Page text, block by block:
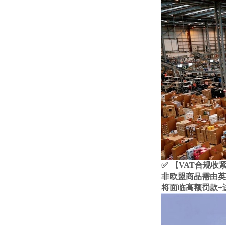
✅ 【VAT合规收
非欧盟商品需由
将面临高额罚款+